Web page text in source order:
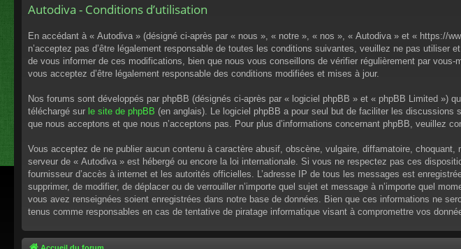
Autodiva - Conditions d’utilisation
En accédant à « Autodiva » (désigné ci-après par « nous », « notre », « nos », « Autodiva » et « https://
n’acceptez pas d’être légalement responsable de toutes les conditions suivantes, veuillez ne pas
de vous informer de ces modifications, bien que nous vous conseillons de vérifier régulièrement par
vous acceptez d’être légalement responsable des conditions modifiées et mises à jour.
Nos forums sont développés par phpBB (désignés ci-après par « logiciel phpBB » et « phpBB Limited »)
téléchargé sur le site de phpBB (en anglais). Le logiciel phpBB a pour seul but de faciliter les
que nous acceptons et que nous n’acceptons pas. Pour plus d’informations concernant phpBB, veuillez
Vous acceptez de ne publier aucun contenu à caractère abusif, obscène, vulgaire, diffamatoire,
serveur de « Autodiva » est hébergé ou encore la loi internationale. Si vous ne respectez pas ces
fournisseur d’accès à internet et les autorités officielles. L’adresse IP de tous les messages est
supprimer, de modifier, de déplacer ou de verrouiller n’importe quel sujet et message à n’importe quel
vous avez renseignées soient enregistrées dans notre base de données. Bien que ces informations ne
tenus comme responsables en cas de tentative de piratage informatique visant à compromettre vos
Accueil du forum